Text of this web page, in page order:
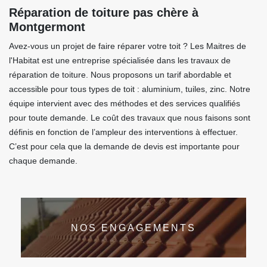
Réparation de toiture pas chère à
Montgermont
Avez-vous un projet de faire réparer votre toit ? Les Maitres de
l'Habitat est une entreprise spécialisée dans les travaux de
réparation de toiture. Nous proposons un tarif abordable et
accessible pour tous types de toit : aluminium, tuiles, zinc. Notre
équipe intervient avec des méthodes et des services qualifiés
pour toute demande. Le coût des travaux que nous faisons sont
définis en fonction de l’ampleur des interventions à effectuer.
C’est pour cela que la demande de devis est importante pour
chaque demande.
NOS ENGAGEMENTS